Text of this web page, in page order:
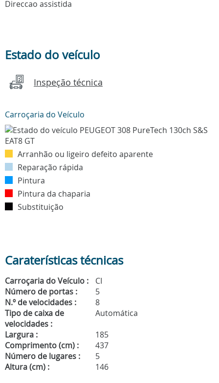
Direccao assistida
Estado do veículo
Inspeção técnica
Carroçaria do Veículo
Arranhão ou ligeiro defeito aparente
Reparação rápida
Pintura
Pintura da chaparia
Substituição
Caraterísticas técnicas
Carroçaria do Veículo :
CI
Número de portas :
5
N.º de velocidades :
8
Tipo de caixa de
velocidades :
Automática
Largura :
185
Comprimento (cm) :
437
Número de lugares :
5
Altura (cm) :
146